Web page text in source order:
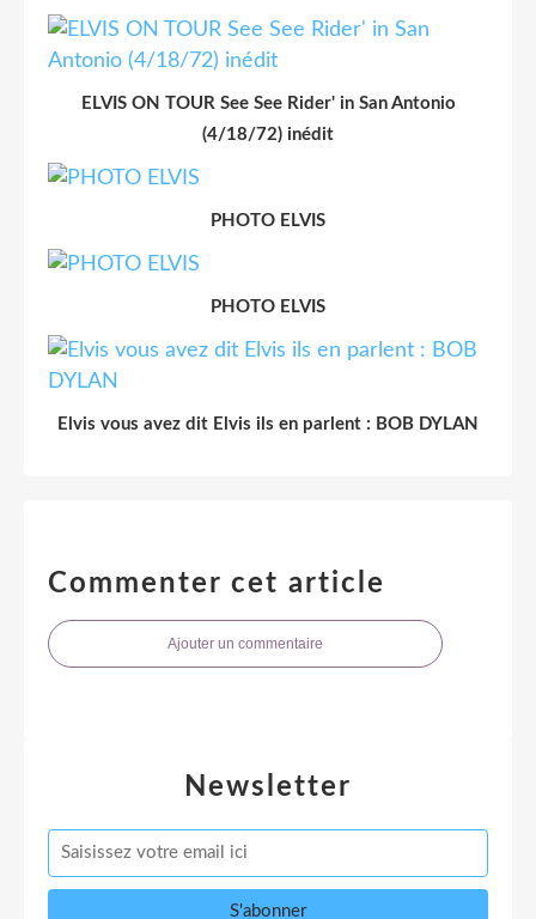
ELVIS ON TOUR See See Rider' in San Antonio
(4/18/72) inédit
PHOTO ELVIS
PHOTO ELVIS
Elvis vous avez dit Elvis ils en parlent : BOB DYLAN
Commenter cet article
Ajouter un commentaire
Newsletter